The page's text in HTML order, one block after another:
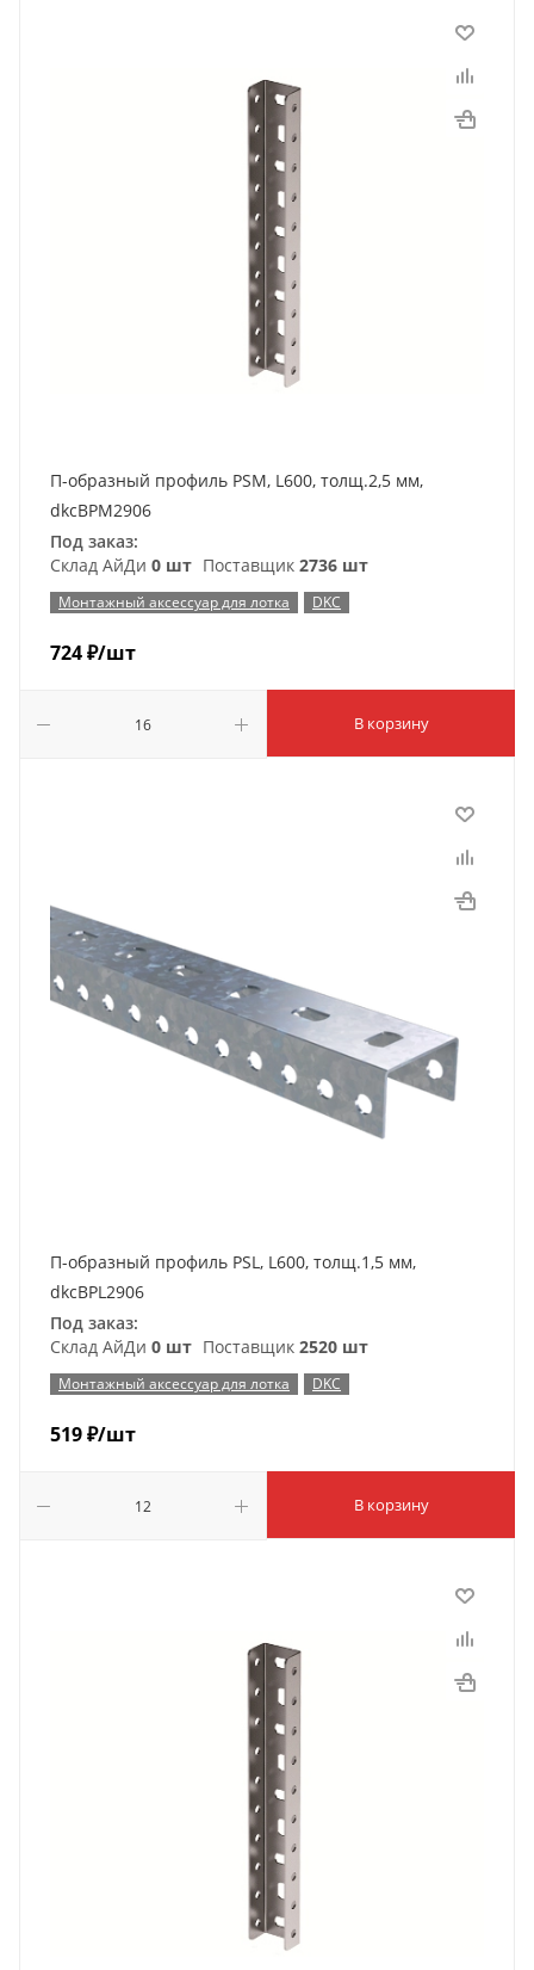
П-образный профиль PSM, L600, толщ.2,5 мм,
dkcBPM2906
Под заказ:
Склад АйДи 0 шт Поставщик 2736 шт
Монтажный аксессуар для лотка DKC
724₽/шт
В корзину
П-образный профиль PSL, L600, толщ.1,5 мм,
dkcBPL2906
Под заказ:
Склад АйДи 0 шт Поставщик 2520 шт
Монтажный аксессуар для лотка DKC
519₽/шт
В корзину